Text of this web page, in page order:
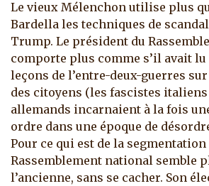
Le vieux Mélenchon utilise plus
Bardella les techniques de
Trump. Le président du
comporte plus comme s’il avait
leçons de l’entre-deux-guerres
des citoyens (les fascistes
allemands incarnaient à la fois
ordre dans une époque de
Pour ce qui est de la segmentation
Rassemblement national semble
l’ancienne, sans se cacher. Son